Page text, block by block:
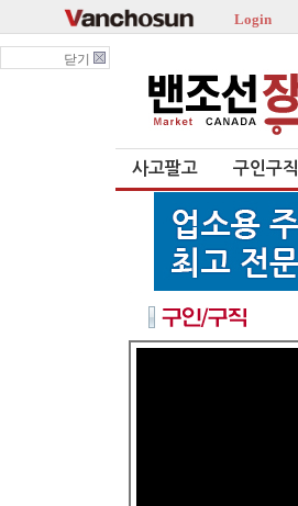
Login
닫기
사고팔고 구인구직